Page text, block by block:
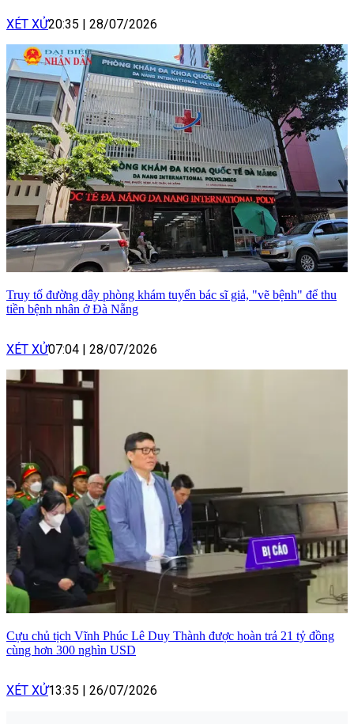
XÉT XỬ20:35 28/07/2026
Truy tố đường dây phòng khám tuyển bác sĩ giả, "vẽ bệnh" để thu
tiền bệnh nhân ở Đà Nẵng
XÉT XỬ07:04 28/07/2026
Cựu chủ tịch Vĩnh Phúc Lê Duy Thành được hoàn trả 21 tỷ đồng
cùng hơn 300 nghìn USD
XÉT XỬ13:35 | 26/07/2026